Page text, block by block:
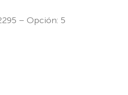
– Opción: 5